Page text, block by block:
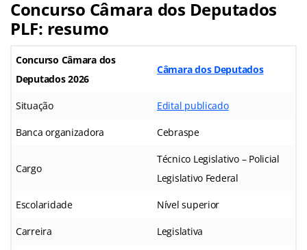
Concurso Câmara dos Deputados
PLF: resumo
Concurso Câmara dos
Deputados2026
Câmara dos Deputados
Situação Edital publicado
Banca organizadora Cebraspe
Cargo
Técnico Legislativo – Policial
Legislativo Federal
Escolaridade Nível superior
Carreira Legislativa